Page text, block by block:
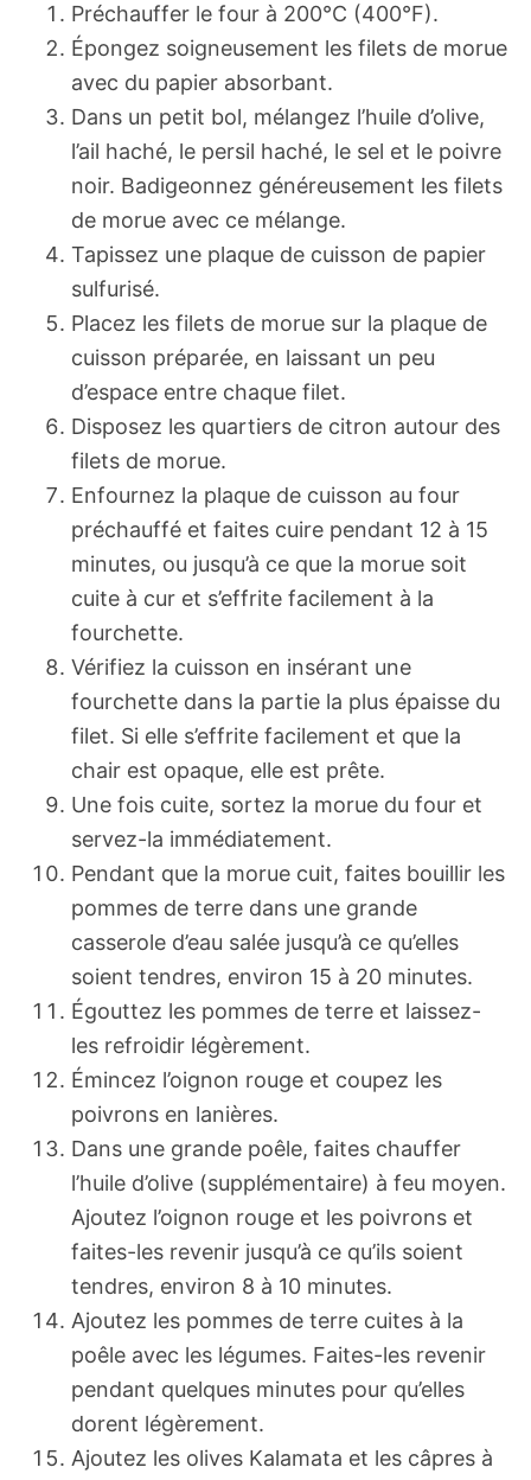
Préchauffer le four à 200°C (400°F).
Épongez soigneusement les filets de morue
avec du papier absorbant.
Dans un petit bol, mélangez l’huile d’olive,
l’ail haché, le persil haché, le sel et le poivre
noir. Badigeonnez généreusement les filets
de morue avec ce mélange.
Tapissez une plaque de cuisson de papier
sulfurisé.
Placez les filets de morue sur la plaque de
cuisson préparée, en laissant un peu
d’espace entre chaque filet.
Disposez les quartiers de citron autour des
filets de morue.
Enfournez la plaque de cuisson au four
préchauffé et faites cuire pendant 12 à 15
minutes, ou jusqu’à ce que la morue soit
cuite à cur et s’effrite facilement à la
fourchette.
Vérifiez la cuisson en insérant une
fourchette dans la partie la plus épaisse du
filet. Si elle s’effrite facilement et que la
chair est opaque, elle est prête.
Une fois cuite, sortez la morue du four et
servez-la immédiatement.
Pendant que la morue cuit, faites bouillir les
pommes de terre dans une grande
casserole d’eau salée jusqu’à ce qu’elles
soient tendres, environ 15 à 20 minutes.
Égouttez les pommes de terre et laissez-
les refroidir légèrement.
Émincez l’oignon rouge et coupez les
poivrons en lanières.
Dans une grande poêle, faites chauffer
l’huile d’olive (supplémentaire) à feu moyen.
Ajoutez l’oignon rouge et les poivrons et
faites-les revenir jusqu’à ce qu’ils soient
tendres, environ 8 à 10 minutes.
Ajoutez les pommes de terre cuites à la
poêle avec les légumes. Faites-les revenir
pendant quelques minutes pour qu’elles
dorent légèrement.
Ajoutez les olives Kalamata et les câpres à